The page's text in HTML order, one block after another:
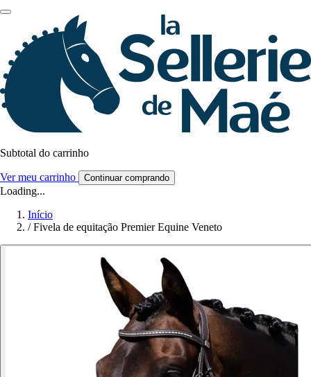
Subtotal do carrinho
Ver meu carrinho Continuar comprando
Loading...
Início
/ Fivela de equitação Premier Equine Veneto